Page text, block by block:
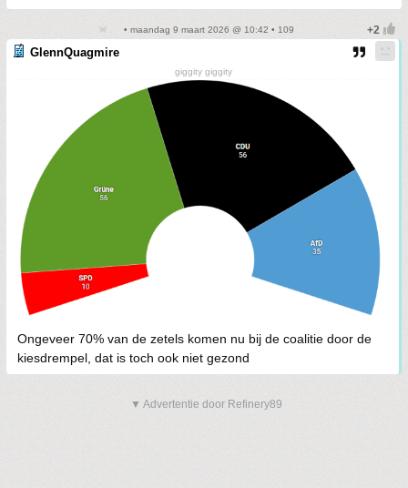
• maandag 9 maart 2026 @ 10:42 • 109
GlennQuagmire
giggity giggity
Ongeveer 70% van de zetels komen nu bij de coalitie door de
kiesdrempel, dat is toch ook niet gezond
▼ Advertentie door Refinery89